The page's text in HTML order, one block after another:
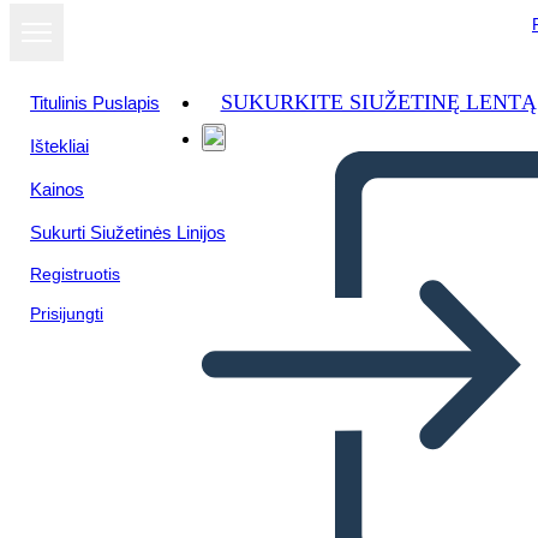
Titulinis Puslapis
Ištekliai
Kainos
Sukurti Siužetinės Linijos
Registruotis
Prisijungti
SUKURKITE SIUŽETINĘ LENTĄ